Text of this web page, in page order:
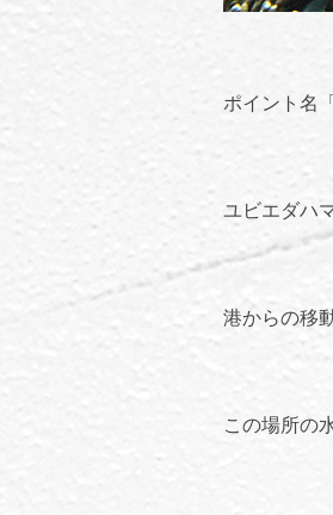
ポイント名
ユビエダハ
港からの移
この場所の